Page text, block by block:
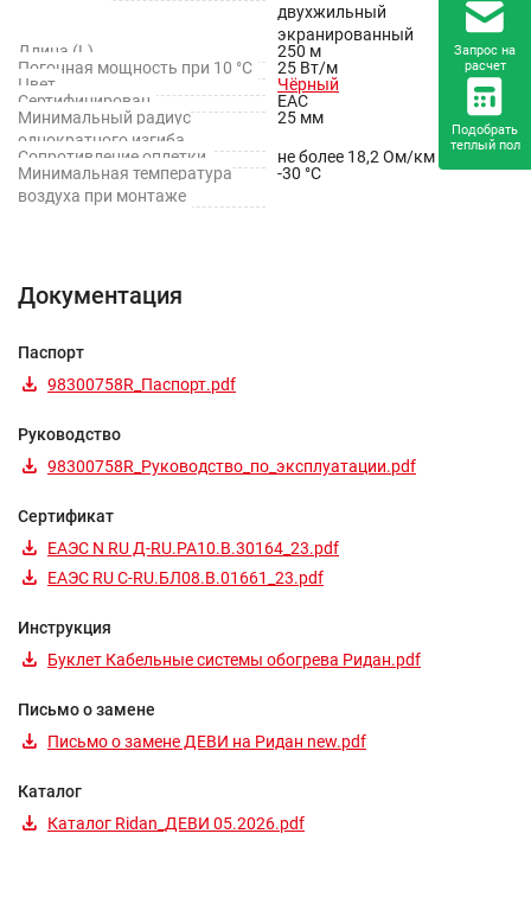
двухжильный
экранированный
Длина (L)
250 м
Погонная мощность при 10 °C
25 Вт/м
Цвет
Чёрный
Сертифицирован
EAC
Минимальный радиус
однократного изгиба
25 мм
Сопротивление оплетки
не более 18,2 Ом/км
Минимальная температура
воздуха при монтаже
-30 °С
Документация
Паспорт
98300758R_Паспорт.pdf
Руководство
98300758R_Руководство_по_эксплуатации.pdf
Сертификат
ЕАЭС N RU Д-RU.РА10.В.30164_23.pdf
ЕАЭС RU С-RU.БЛ08.В.01661_23.pdf
Инструкция
Буклет Кабельные системы обогрева Ридан.pdf
Письмо о замене
Письмо о замене ДЕВИ на Ридан new.pdf
Каталог
Каталог Ridan_ДЕВИ 05.2026.pdf
Запрос на
расчет
Подобрать
теплый пол